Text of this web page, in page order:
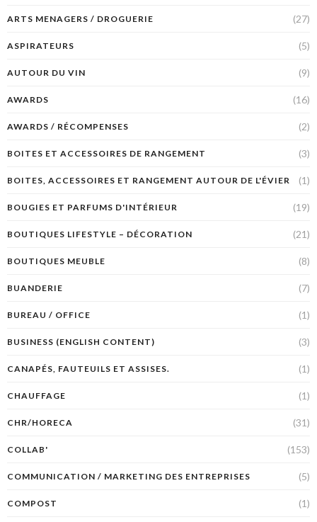
ARTS MENAGERS / DROGUERIE (27)
ASPIRATEURS (5)
AUTOUR DU VIN (9)
AWARDS (16)
AWARDS / RÉCOMPENSES (2)
BOITES ET ACCESSOIRES DE RANGEMENT (3)
BOITES, ACCESSOIRES ET RANGEMENT AUTOUR DE L'ÉVIER (1)
BOUGIES ET PARFUMS D'INTÉRIEUR (19)
BOUTIQUES LIFESTYLE – DÉCORATION (21)
BOUTIQUES MEUBLE (8)
BUANDERIE (7)
BUREAU / OFFICE (1)
BUSINESS (ENGLISH CONTENT) (3)
CANAPÉS, FAUTEUILS ET ASSISES. (1)
CHAUFFAGE (1)
CHR/HORECA (31)
COLLAB' (153)
COMMUNICATION / MARKETING DES ENTREPRISES (5)
COMPOST (1)